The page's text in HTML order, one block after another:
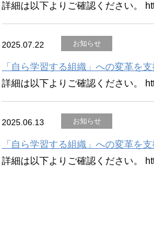
詳細は以下よりご確認ください。
2025.07.22 お知らせ
「自ら学習する組織」への変革を
詳細は以下よりご確認ください。
2025.06.13 お知らせ
「自ら学習する組織」への変革を
詳細は以下よりご確認ください。